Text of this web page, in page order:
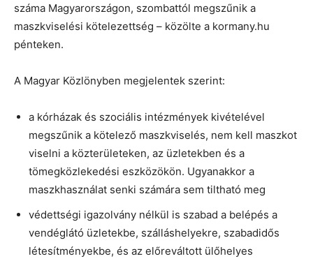
száma Magyarországon, szombattól megszűnik a
maszkviselési kötelezettség – közölte a kormany.hu
pénteken.
A Magyar Közlönyben megjelentek szerint:
a kórházak és szociális intézmények kivételével
megszűnik a kötelező maszkviselés, nem kell maszkot
viselni a közterületeken, az üzletekben és a
tömegközlekedési eszközökön. Ugyanakkor a
maszkhasználat senki számára sem tiltható meg
védettségi igazolvány nélkül is szabad a belépés a
vendéglátó üzletekbe, szálláshelyekre, szabadidős
létesítményekbe, és az előreváltott ülőhelyes